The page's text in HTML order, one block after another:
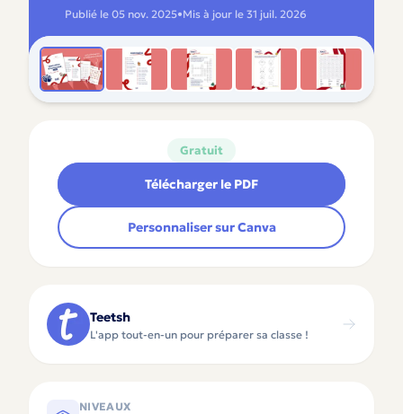
Publié le 05 nov. 2025•Mis à jour le 31 juil. 2026
Gratuit
Télécharger le PDF
Personnaliser sur Canva
Teetsh
L'app tout-en-un pour préparer sa classe !
NIVEAUX